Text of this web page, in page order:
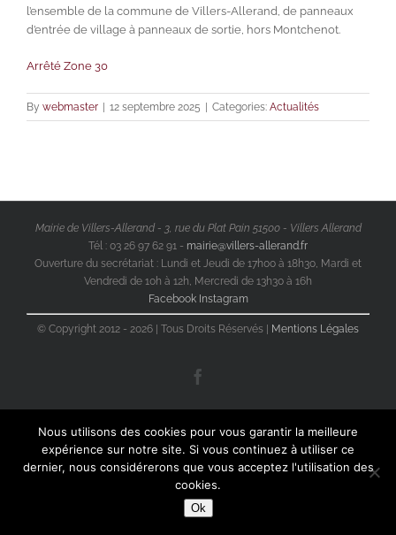
l’ensemble de la commune de Villers-Allerand, de panneaux
d’entrée de village à panneaux de sortie, hors Montchenot.
Arrêté Zone 30
By webmaster 12 septembre 2025 Categories: Actualités
Mairie de Villers-Allerand - 3, rue du Plat Pain 51500 - Villers Allerand
Tél : 03 26 97 62 91 - mairie@villers-allerand.fr
Ouverture du secrétariat : Lundi et Jeudi de 17h00 à 18h30, Mardi et
Vendredi de 10h à 12h, Mercredi de 13h30 à 16h
Facebook Instagram
© Copyright 2012 - 2026 | Tous Droits Réservés | Mentions Légales
Nous utilisons des cookies pour vous garantir la meilleure
expérience sur notre site. Si vous continuez à utiliser ce
dernier, nous considérerons que vous acceptez l'utilisation des
cookies.
Ok